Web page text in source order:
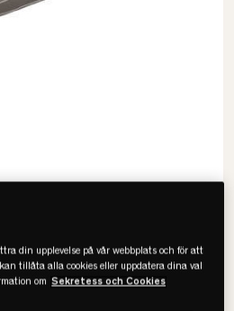
din upplevelse på vår webbplats och för att
tillåta alla cookies eller uppdatera dina val
om Sekretess och Cookies